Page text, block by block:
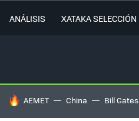
ANÁLISIS XATAKA SELECCIÓN
HOY SE HABLA DE
AEMET China Bill Gates